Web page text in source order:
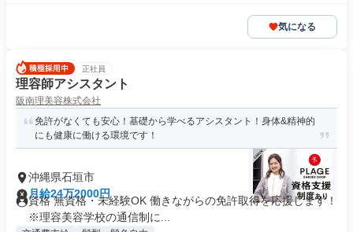
気になる
正社員
理容師アシスタント
阪南理美容株式会社
免許がなくても安心！基礎から学べるアシスタント！身体&精神的
にも健康に働ける環境です！
沖縄県石垣市
月給24万2000円
資格 無資格・未経験OK 働きながらの免許取得を応援します！
※理容美容学校の通信制に...